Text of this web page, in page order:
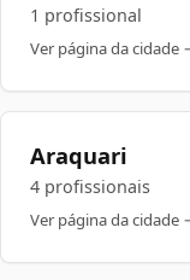
1 profissional
Ver página da cidade
Araquari
4 profissionais
Ver página da cidade